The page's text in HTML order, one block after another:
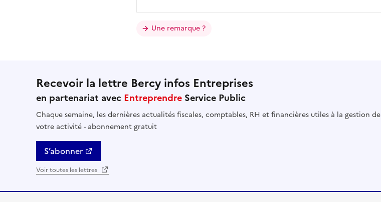
Une remarque ?
Recevoir la lettre Bercy infos Entreprises
en partenariat avec Entreprendre Service Public
Chaque semaine, les dernières actualités fiscales, comptables, RH et financières utiles à la gestion de
votre activité - abonnement gratuit
S’abonner
Voir toutes les lettres